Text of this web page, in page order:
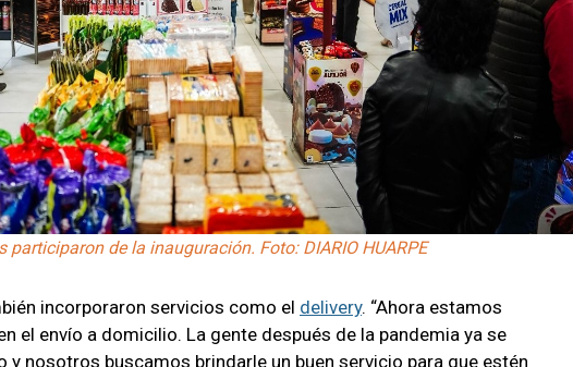
de la inauguración. Foto: DIARIO HUARPE
incorporaron servicios como el delivery. “Ahora estamos
el envío a domicilio. La gente después de la pandemia ya se
y nosotros buscamos brindarle un buen servicio para que estén